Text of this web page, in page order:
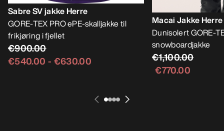
Sabre SV jakke Herre
GORE-TEX PRO ePE-skalljakke til
frikjøring i fjellet
€900.00
€540.00 - €630.00
Macai Jakke Herre
Dunisolert GORE-
snowboardjakke
€1,100.00
€770.00